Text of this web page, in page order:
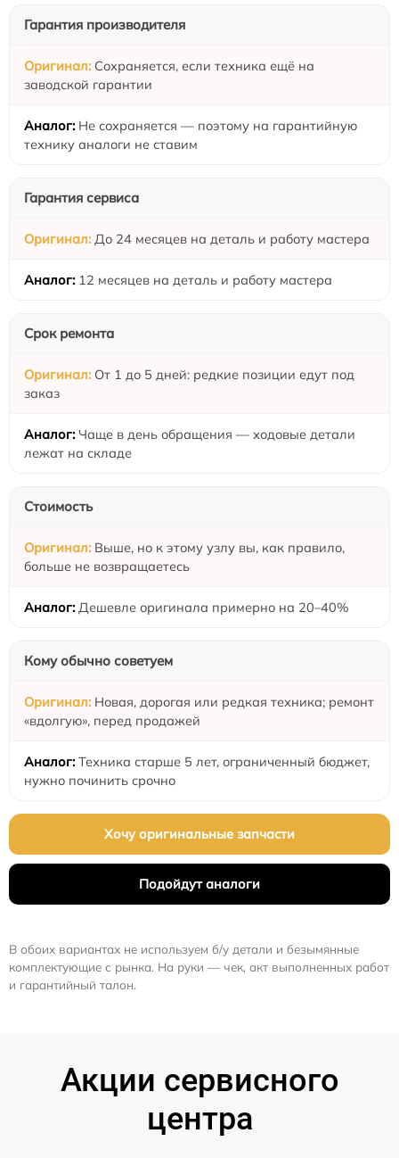
Гарантия производителя
Сохраняется, если техника ещё на
заводской гарантии
Не сохраняется — поэтому на гарантийную
технику аналоги не ставим
Гарантия сервиса
До 24 месяцев на деталь и работу мастера
12 месяцев на деталь и работу мастера
Срок ремонта
От 1 до 5 дней: редкие позиции едут под
заказ
Чаще в день обращения — ходовые детали
лежат на складе
Стоимость
Выше, но к этому узлу вы, как правило,
больше не возвращаетесь
Дешевле оригинала примерно на 20–40%
Кому обычно советуем
Новая, дорогая или редкая техника; ремонт
«вдолгую», перед продажей
Техника старше 5 лет, ограниченный бюджет,
нужно починить срочно
Хочу оригинальные запчасти
Подойдут аналоги
В обоих вариантах не используем б/у детали и безымянные
комплектующие с рынка. На руки — чек, акт выполненных работ
и гарантийный талон.
Акции сервисного
центра